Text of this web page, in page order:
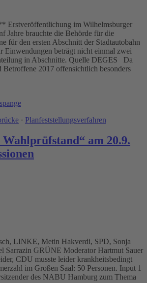
Erstveröffentlichung im Wilhelmsburger
Jahre brauchte die Behörde für die
für den ersten Abschnitt der Stadtautobahn
Einwendungen beträgt nicht einmal zwei
in Abschnitte. Quelle DEGES Da
Betroffene 2017 offensichtlich besonders
· Planfeststellungsverfahren
am 20.9.
LINKE, Metin Hakverdi, SPD, Sonja
Sarrazin GRÜNE Moderator Hartmut Sauer
CDU musste leider krankheitsbedingt
im Großen Saal: 50 Personen. Input 1
des NABU Hamburg zum Thema